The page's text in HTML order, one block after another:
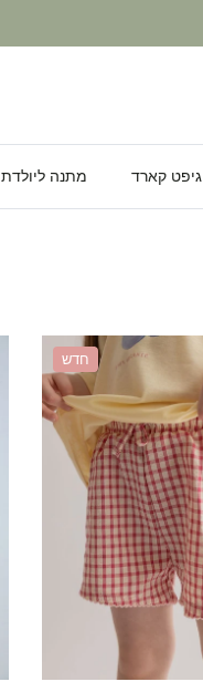
מתנה ליולדת גיפט קארד
חדש